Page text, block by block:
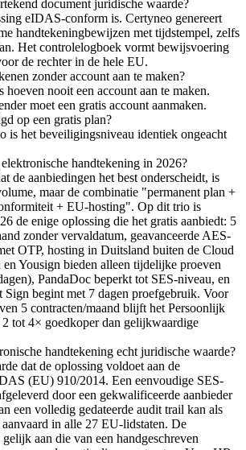
document juridische waarde?
eIDAS-conform is. Certyneo genereert
handtekeningbewijzen met tijdstempel, zelfs
Het controlelogboek vormt bewijsvoering
de rechter in de hele EU.
zonder account aan te maken?
hoeven nooit een account aan te maken.
moet een gratis account aanmaken.
op een gratis plan?
is het beveiligingsniveau identiek ongeacht
handtekening in 2026?
de aanbiedingen het best onderscheidt, is
maar de combinatie "permanent plan +
+ EU-hosting". Op dit trio is
de enige oplossing die het gratis aanbiedt: 5
zonder vervaldatum, geavanceerde AES-
OTP, hosting in Duitsland buiten de Cloud
Yousign bieden alleen tijdelijke proeven
PandaDoc beperkt tot SES-niveau, en
Sign begint met 7 dagen proefgebruik. Voor
5 contracten/maand blijft het Persoonlijk
tot 4× goedkoper dan gelijkwaardige
handtekening echt juridische waarde?
dat de oplossing voldoet aan de
(EU) 910/2014. Een eenvoudige SES-
door een gekwalificeerde aanbieder
een volledig gedateerde audit trail kan als
in alle 27 EU-lidstaten. De
aan die van een handgeschreven